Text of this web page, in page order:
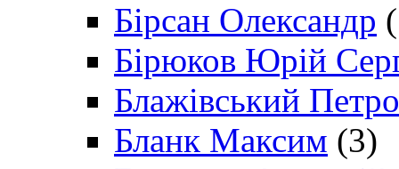
Бірсан Олександр
Бірюков Юрій
Блажівський Петро
Бланк Максим (3)